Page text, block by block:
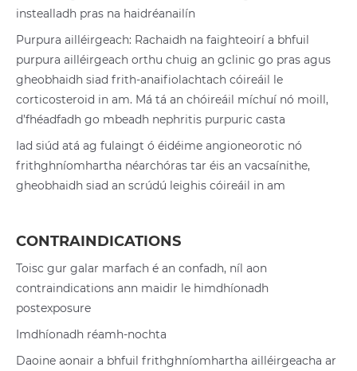
instealladh pras na haidréanailín
Purpura ailléirgeach: Rachaidh na faighteoirí a bhfuil
purpura ailléirgeach orthu chuig an gclinic go pras agus
gheobhaidh siad frith-anaifiolachtach cóireáil le
corticosteroid in am. Má tá an chóireáil míchuí nó moill,
d’fhéadfadh go mbeadh nephritis purpuric casta
Iad siúd atá ag fulaingt ó éidéime angioneorotic nó
frithghníomhartha néarchóras tar éis an vacsaínithe,
gheobhaidh siad an scrúdú leighis cóireáil in am
CONTRAINDICATIONS
Toisc gur galar marfach é an confadh, níl aon
contraindications ann maidir le himdhíonadh
postexposure
Imdhíonadh réamh-nochta
Daoine aonair a bhfuil frithghníomhartha ailléirgeacha ar